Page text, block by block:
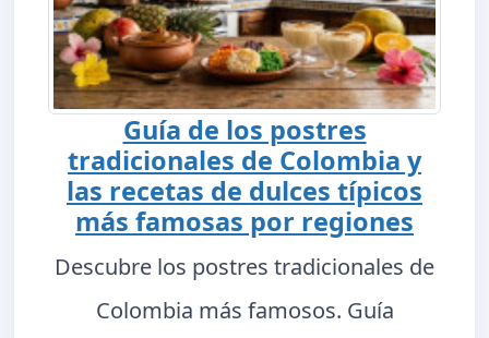
Guía de los postres
tradicionales de Colombia y
las recetas de dulces típicos
más famosas por regiones
Descubre los postres tradicionales de
Colombia más famosos. Guía